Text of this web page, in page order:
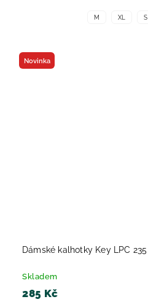
M XL S
Novinka
Dámské kalhotky Key LPC 235
Skladem
285 Kč